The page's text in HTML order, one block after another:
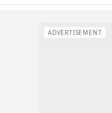
ADVERTISEMENT